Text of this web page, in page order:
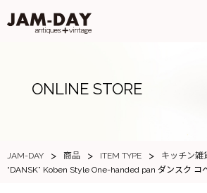
ONLINE STORE
JAM-DAY > 商品 > ITEM TYPE > キッチン雑
“DANSK” Koben Style One-handed pan ダンスク コ